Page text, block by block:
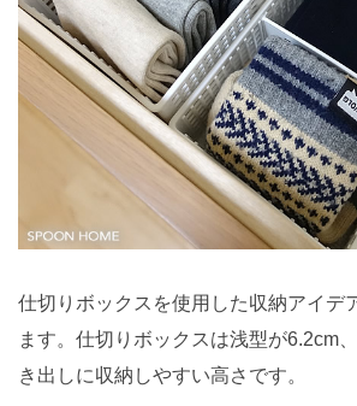
仕切りボックスを使用した収納アイデ
ます。仕切りボックスは浅型が6.2cm
き出しに収納しやすい高さです。